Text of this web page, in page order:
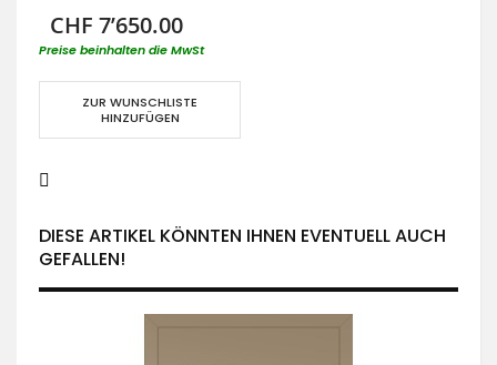
CHF 7’650.00
Preise beinhalten die MwSt
ZUR WUNSCHLISTE
HINZUFÜGEN
DIESE ARTIKEL KÖNNTEN IHNEN EVENTUELL AUCH
GEFALLEN!